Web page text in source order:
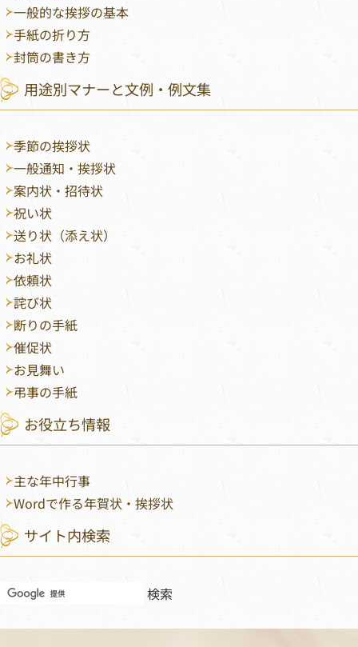
一般的な挨拶の基本
手紙の折り方
封筒の書き方
用途別マナーと文例・例文集
季節の挨拶状
一般通知・挨拶状
案内状・招待状
祝い状
送り状（添え状）
お礼状
依頼状
詫び状
断りの手紙
催促状
お見舞い
弔事の手紙
お役立ち情報
主な年中行事
Wordで作る年賀状・挨拶状
サイト内検索